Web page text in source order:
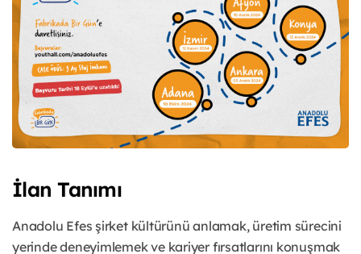
İlan Tanımı
Anadolu Efes şirket kültürünü anlamak, üretim sürecini
yerinde deneyimlemek ve kariyer fırsatlarını konuşmak